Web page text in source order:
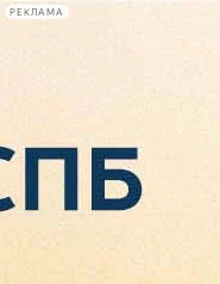
РЕКЛАМА
Сегодня:
2026.08.07
05:39